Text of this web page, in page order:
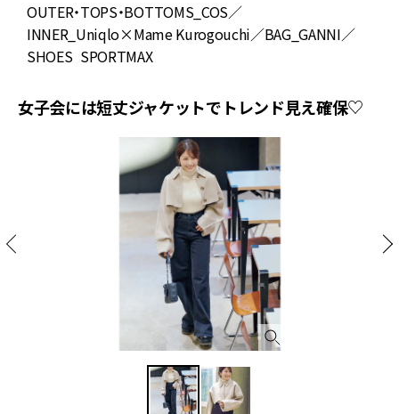
OUTER・TOPS・BOTTOMS_COS／
INNER_Uniqlo×Mame Kurogouchi／BAG_GANNI／
SHOES_SPORTMAX
女子会には短丈ジャケットでトレンド見え確保♡